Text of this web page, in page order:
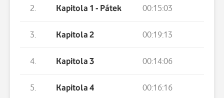
2. Kapitola 1 - Pátek 00:15:03
3. Kapitola 2 00:19:13
4. Kapitola 3 00:14:06
5. Kapitola 4 00:16:16